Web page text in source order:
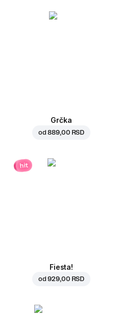
Grčka
od889,00 RSD
hit
Fiesta!
od929,00 RSD